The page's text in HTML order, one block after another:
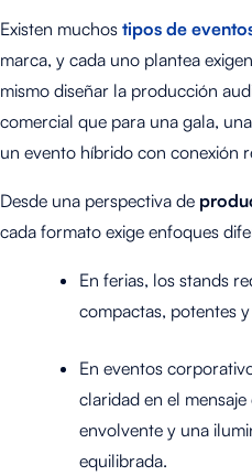
Existen muchos tipos de
marca, y cada uno plantea
mismo diseñar la producción
comercial que para una gala, una
un evento híbrido con conexión
Desde una perspectiva de
cada formato exige enfoques
En ferias, los stands
compactas, potentes
En eventos
claridad en el mensaje
envolvente y una
equilibrada.